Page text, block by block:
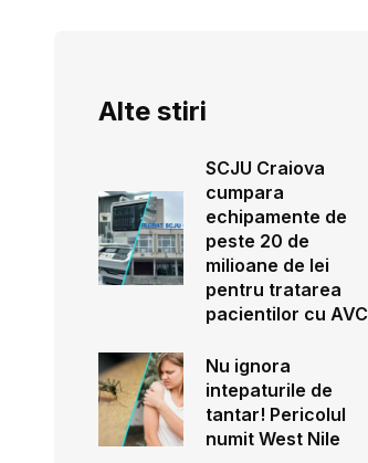
Alte stiri
SCJU Craiova
cumpara
echipamente de
peste 20 de
milioane de lei
pentru tratarea
pacientilor cu AVC
Nu ignora
intepaturile de
tantar! Pericolul
numit West Nile